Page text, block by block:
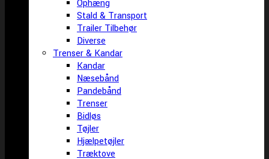
Ophæng
Stald & Transport
Trailer Tilbehør
Diverse
Trenser & Kandar
Kandar
Næsebånd
Pandebånd
Trenser
Bidløs
Tøjler
Hjælpetøjler
Træktove